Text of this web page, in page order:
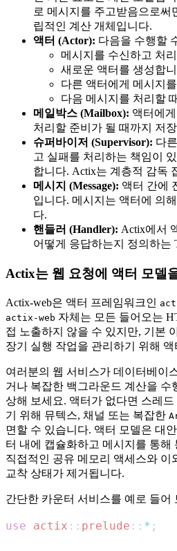
로 메시지를 주고받음으로써
립적인 계산 개체입니다.
액터 (Actor): 다음을 수행할
메시지를 수신하고 처
새로운 액터를 생성합
다른 액터에게 메시지
다음 메시지를 처리할
메일박스 (Mailbox): 액터에
처리할 준비가 될 때까지 저
슈퍼바이저 (Supervisor): 다
고 실패를 처리하는 책임이
합니다. Actix는 계층적 감독
메시지 (Message): 액터 간에
입니다. 메시지는 액터에 의
다.
핸들러 (Handler): Actix에서
어떻게 응답하는지 정의하는
Actix는 웹 요청에 액터 모델
Actix-web은 액터 프레임워크인
actix-web 자체는 모든 들어오는
접 노출하지 않을 수 있지만, 기본
장기 실행 작업을 관리하기 위해
여러분의 웹 서비스가 데이터베이
거나 복잡한 백그라운드 계산을 수
상해 보세요. 액터가 없다면 스레
기 위해 뮤텍스, 채널 또는 복잡한
면할 수 있습니다. 액터 모델은 대
터 내에 캡슐화하고 메시지를 통해
직접적인 공유 메모리 액세스와 이
교착 상태가 제거됩니다.
간단한 카운터 서비스를 예로 들어
use actix :: prelude :: * ;